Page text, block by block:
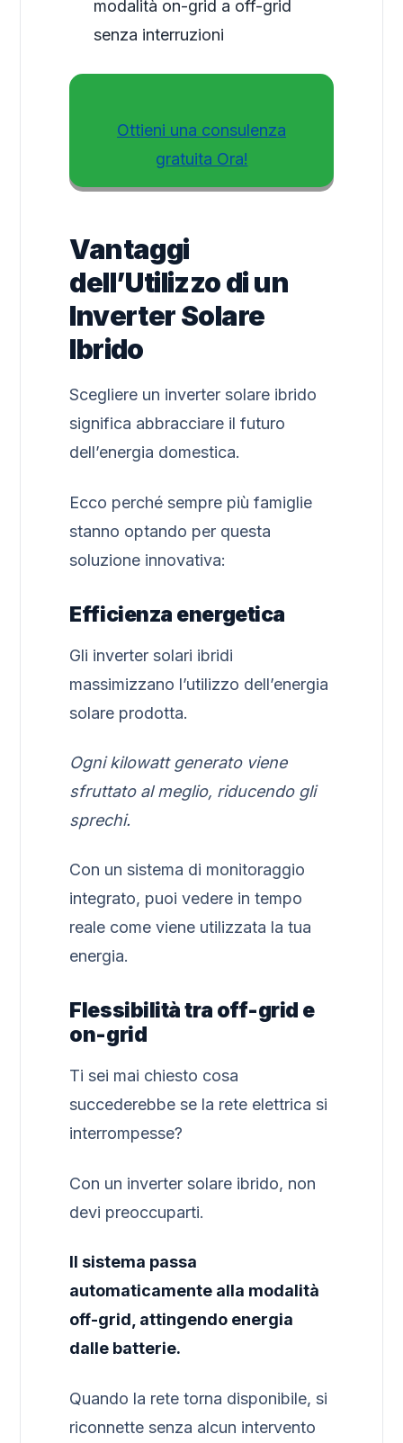
modalità on-grid a off-grid
senza interruzioni
Ottieni una consulenza
gratuita Ora!
Vantaggi
dell’Utilizzo di un
Inverter Solare
Ibrido
Scegliere un inverter solare ibrido
significa abbracciare il futuro
dell’energia domestica.
Ecco perché sempre più famiglie
stanno optando per questa
soluzione innovativa:
Efficienza energetica
Gli inverter solari ibridi
massimizzano l’utilizzo dell’energia
solare prodotta.
Ogni kilowatt generato viene
sfruttato al meglio, riducendo gli
sprechi.
Con un sistema di monitoraggio
integrato, puoi vedere in tempo
reale come viene utilizzata la tua
energia.
Flessibilità tra off-grid e
on-grid
Ti sei mai chiesto cosa
succederebbe se la rete elettrica si
interrompesse?
Con un inverter solare ibrido, non
devi preoccuparti.
Il sistema passa
automaticamente alla modalità
off-grid, attingendo energia
dalle batterie.
Quando la rete torna disponibile, si
riconnette senza alcun intervento